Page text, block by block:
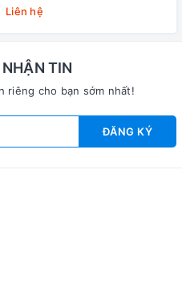
Liên hệ
TIN
riêng cho bạn sớm nhất!
ĐĂNG KÝ